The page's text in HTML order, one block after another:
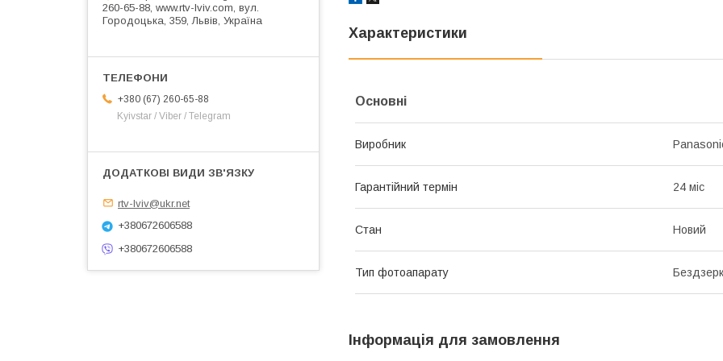
Характеристики
Основні
Виробник
Гарантійний термін 24 міс
Стан Новий
Тип фотоапарату
Інформація для замовлення
260-65-88, www.rtv-lviv.com, вул.
Городоцька, 359, Львів, Україна
+380 (67) 260-65-88
Kyivstar / Viber / Telegram
rtv-lviv@ukr.net
+380672606588
+380672606588